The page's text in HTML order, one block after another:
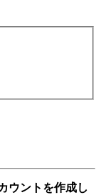
ウントを作成し